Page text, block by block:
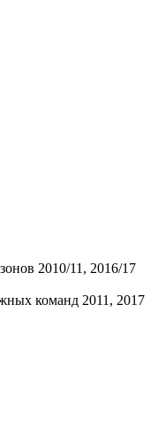
2010/11, 2016/17
команд 2011, 2017